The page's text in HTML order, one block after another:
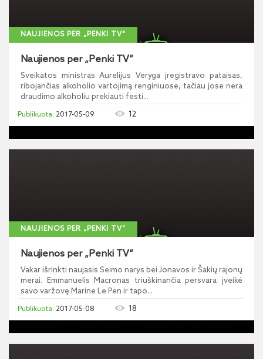
NAUJIENOS PER „PENKI TV“
Naujienos per „Penki TV“
Sveikatos ministras Aurelijus Veryga įregistravo pataisas,
ribojančias alkoholio vartojimą renginiuose, tačiau jose nėra
draudimo alkoholiu prekiauti festi...
2017-05-09 12
NAUJIENOS PER „PENKI TV“
Naujienos per „Penki TV“
Vakar išrinkti naujasis Seimo narys bei Jonavos ir Šakių rajonų
merai. Emmanuelis Macronas triuškinančia persvara įveikė
savo varžovę Marine Le Pen ir tapo...
2017-05-08 18